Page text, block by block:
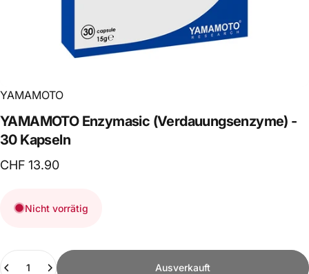
YAMAMOTO
YAMAMOTO Enzymasic (Verdauungsenzyme) -
30 Kapseln
CHF 13.90
Nicht vorrätig
Anzahl
Ausverkauft